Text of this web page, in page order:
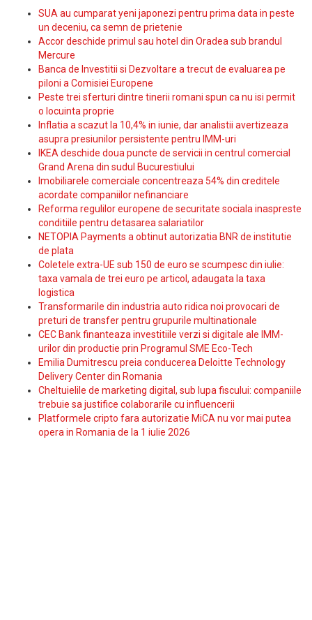
SUA au cumparat yeni japonezi pentru prima data in peste
un deceniu, ca semn de prietenie
Accor deschide primul sau hotel din Oradea sub brandul
Mercure
Banca de Investitii si Dezvoltare a trecut de evaluarea pe
piloni a Comisiei Europene
Peste trei sferturi dintre tinerii romani spun ca nu isi permit
o locuinta proprie
Inflatia a scazut la 10,4% in iunie, dar analistii avertizeaza
asupra presiunilor persistente pentru IMM-uri
IKEA deschide doua puncte de servicii in centrul comercial
Grand Arena din sudul Bucurestiului
Imobiliarele comerciale concentreaza 54% din creditele
acordate companiilor nefinanciare
Reforma regulilor europene de securitate sociala inaspreste
conditiile pentru detasarea salariatilor
NETOPIA Payments a obtinut autorizatia BNR de institutie
de plata
Coletele extra-UE sub 150 de euro se scumpesc din iulie:
taxa vamala de trei euro pe articol, adaugata la taxa
logistica
Transformarile din industria auto ridica noi provocari de
preturi de transfer pentru grupurile multinationale
CEC Bank finanteaza investitiile verzi si digitale ale IMM-
urilor din productie prin Programul SME Eco-Tech
Emilia Dumitrescu preia conducerea Deloitte Technology
Delivery Center din Romania
Cheltuielile de marketing digital, sub lupa fiscului: companiile
trebuie sa justifice colaborarile cu influencerii
Platformele cripto fara autorizatie MiCA nu vor mai putea
opera in Romania de la 1 iulie 2026